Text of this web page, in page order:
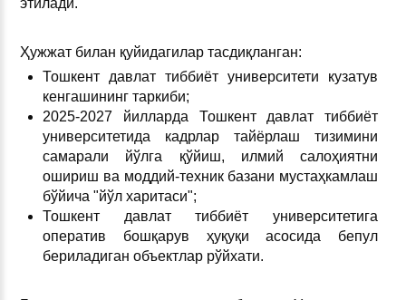
этилади.
Ҳужжат билан қуйидагилар тасдиқланган:
Тошкент давлат тиббиёт университети кузатув
кенгашининг таркиби;
2025-2027 йилларда Тошкент давлат тиббиёт
университетида кадрлар тайёрлаш тизимини
самарали йўлга қўйиш, илмий салоҳиятни
ошириш ва моддий-техник базани мустаҳкамлаш
бўйича "йўл харитаси";
Тошкент давлат тиббиёт университетига
оператив бошқарув ҳуқуқи асосида бепул
бериладиган объектлар рўйхати.